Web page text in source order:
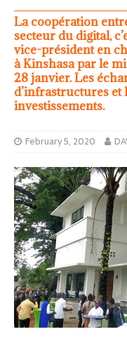
La coopération
secteur du digital,
vice-président en
à Kinshasa par le
28 janvier. Les
d’infrastructures et
investissements.
February 5, 2020